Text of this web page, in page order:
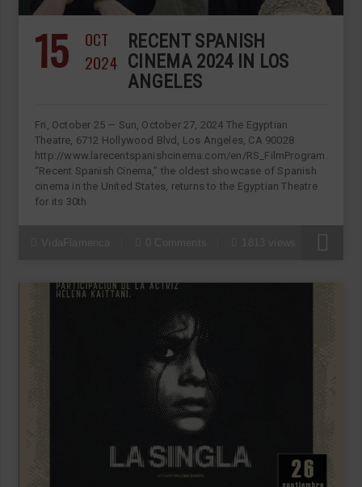
15
OCT
2024
RECENT SPANISH
CINEMA 2024 IN LOS
ANGELES
Fri, October 25 — Sun, October 27, 2024 The Egyptian
Theatre, 6712 Hollywood Blvd, Los Angeles, CA 90028
http://www.larecentspanishcinema.com/en/RS_FilmProgram.asp
“Recent Spanish Cinema,” the oldest showcase of Spanish
cinema in the United States, returns to the Egyptian Theatre
for its 30th